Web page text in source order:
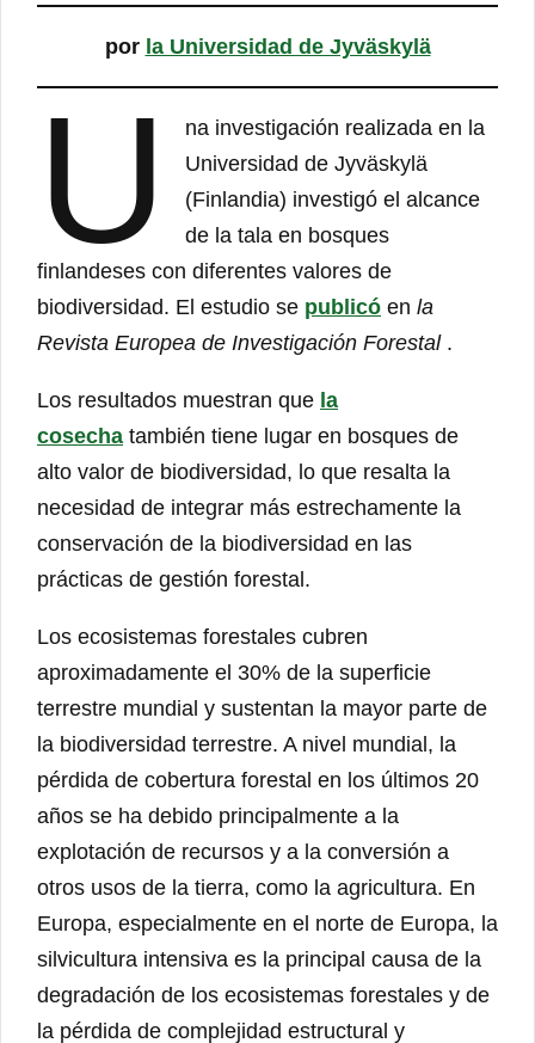
por la Universidad de Jyväskylä
U
na investigación realizada en la
Universidad de Jyväskylä
(Finlandia) investigó el alcance
de la tala en bosques
finlandeses con diferentes valores de
biodiversidad. El estudio se publicó en la
Revista Europea de Investigación Forestal.
Los resultados muestran que la
cosecha también tiene lugar en bosques de
alto valor de biodiversidad, lo que resalta la
necesidad de integrar más estrechamente la
conservación de la biodiversidad en las
prácticas de gestión forestal.
Los ecosistemas forestales cubren
aproximadamente el 30% de la superficie
terrestre mundial y sustentan la mayor parte de
la biodiversidad terrestre. A nivel mundial, la
pérdida de cobertura forestal en los últimos 20
años se ha debido principalmente a la
explotación de recursos y a la conversión a
otros usos de la tierra, como la agricultura. En
Europa, especialmente en el norte de Europa, la
silvicultura intensiva es la principal causa de la
degradación de los ecosistemas forestales y de
la pérdida de complejidad estructural y